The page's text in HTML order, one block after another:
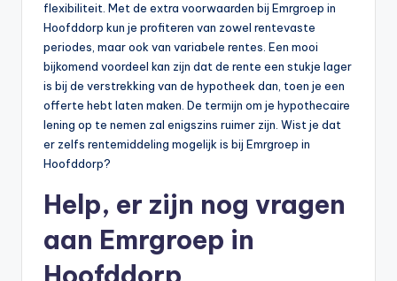
flexibiliteit. Met de extra voorwaarden bij Emrgroep in
Hoofddorp kun je profiteren van zowel rentevaste
periodes, maar ook van variabele rentes. Een mooi
bijkomend voordeel kan zijn dat de rente een stukje lager
is bij de verstrekking van de hypotheek dan, toen je een
offerte hebt laten maken. De termijn om je hypothecaire
lening op te nemen zal enigszins ruimer zijn. Wist je dat
er zelfs rentemiddeling mogelijk is bij Emrgroep in
Hoofddorp?
Help, er zijn nog vragen
aan Emrgroep in